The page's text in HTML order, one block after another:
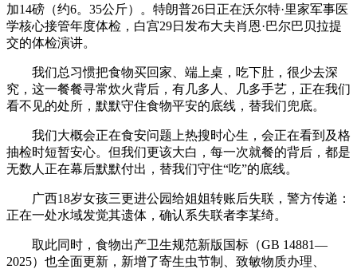
加14磅（约6。35公斤）。特朗普26日正在沃尔特·里家军事医
学核心接管年度体检，白宫29日发布大夫肖恩·巴尔巴贝拉提
交的体检演讲。
我们总习惯把食物买回家、端上桌，吃下肚，很少去深
究，这一餐餐寻常炊火背后，有几多人、几多手艺，正在我们
看不见的处所，默默守住食物平安的底线，替我们兜底。
我们大概会正在食安问题上热搜时心生，会正在看到及格
抽检时短暂安心。但我们更该大白，每一次就餐的背后，都是
无数人正在幕后默默付出，替我们守住“吃”的底线。
广西18岁女孩三更进公园给姐姐转账后失联，警方传递：
正在一处水域发觉其遗体，确认系失联者李某绮。
取此同时，食物出产卫生规范新版国标（GB 14881—
2025）也全面更新，新增了寄生虫节制、致敏物质办理、